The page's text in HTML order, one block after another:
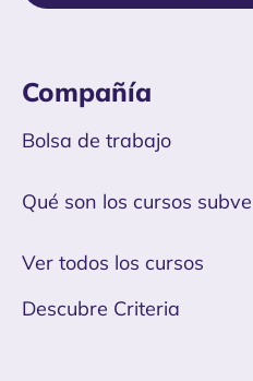
Compañía
Bolsa de trabajo
Qué son los cursos
Ver todos los cursos
Descubre Criteria